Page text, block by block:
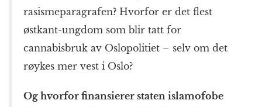
rasismeparagrafen? Hvorfor er det flest
østkant-ungdom som blir tatt for
cannabisbruk av Oslopolitiet – selv om det
røykes mer vest i Oslo?
Og hvorfor finansierer staten islamofobe